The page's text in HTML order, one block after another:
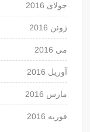
جولای 2016
ژوئن 2016
می 2016
آوریل 2016
مارس 2016
فوریه 2016